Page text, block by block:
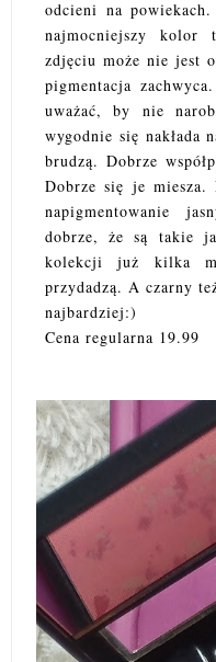
odcieni na
najmocniejszy
zdjęciu może nie jest
pigmentacja
uważać, by nie
wygodnie się nakłada
brudzą. Dobrze
Dobrze się je miesza.
napigmentowanie
dobrze, że są takie
kolekcji już kilka
przydadzą. A czarny
najbardziej:)
Cena regularna 19.99